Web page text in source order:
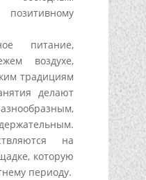
питание,
воздухе,
традициям
делают
на
которую
периоду.